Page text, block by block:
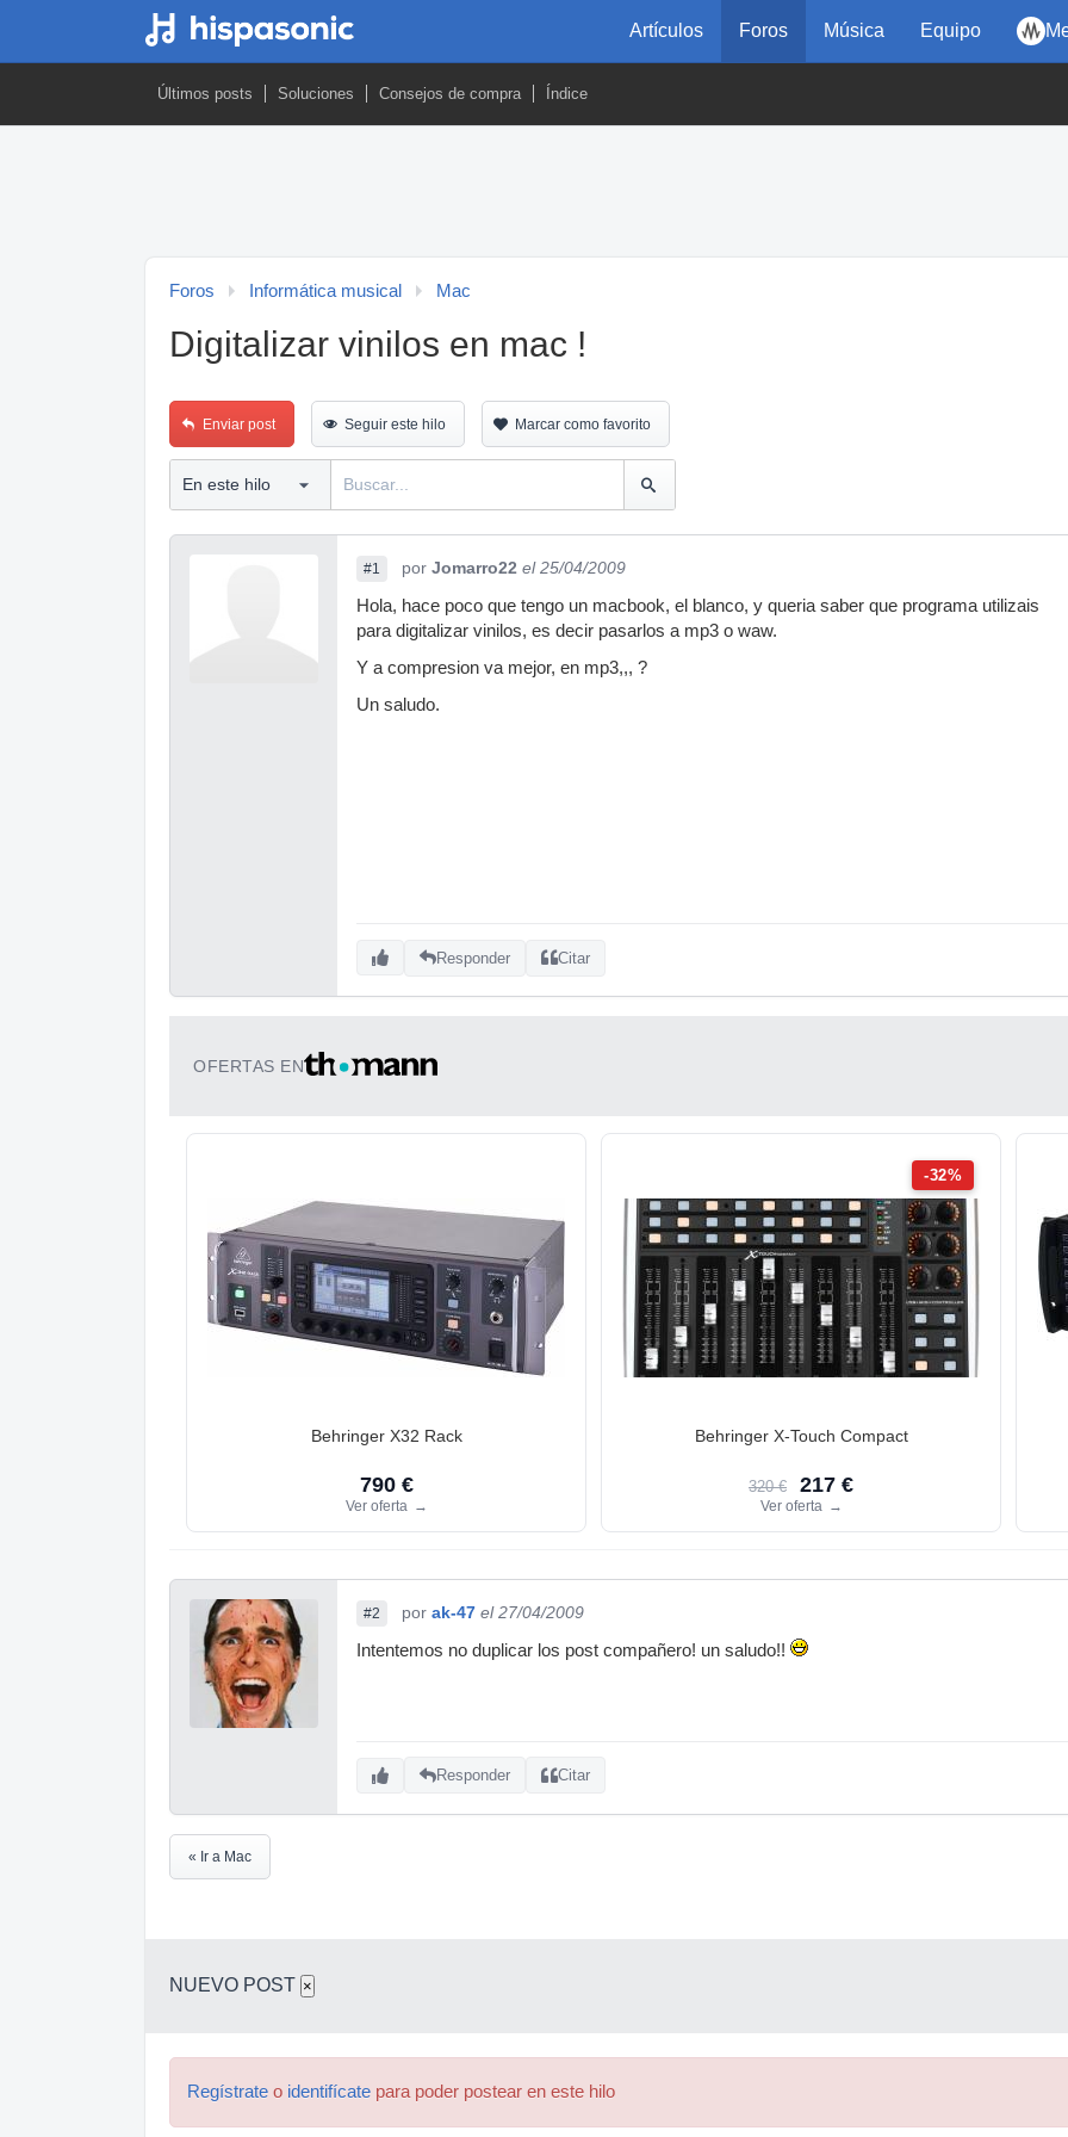
Artículos Foros Música Equipo
Últimos posts Soluciones Consejos de compra Índice
Foros Informática musical Mac
Digitalizar vinilos en mac !
Enviar post Seguir este hilo Marcar como favorito
#1 por Jomarro22 el 25/04/2009
Hola, hace poco que tengo un macbook, el blanco, y queria saber que programa utilizais
para digitalizar vinilos, es decir pasarlos a mp3 o waw.
Y a compresion va mejor, en mp3,,, ?
Un saludo.
Responder Citar
OFERTAS EN
Behringer X32 Rack
790 €
Ver oferta →
-32%
Behringer X-Touch Compact
320 € 217 €
Ver oferta →
#2 por ak-47 el 27/04/2009
Intentemos no duplicar los post compañero! un saludo!!
Responder Citar
« Ir a Mac
NUEVO POST ×
Regístrate o identifícate para poder postear en este hilo